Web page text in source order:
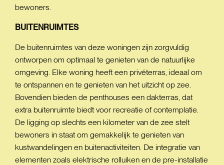
bewoners.
BUITENRUIMTES
De buitenruimtes van deze woningen zijn zorgvuldig
ontworpen om optimaal te genieten van de natuurlijke
omgeving. Elke woning heeft een privéterras, ideaal om
te ontspannen en te genieten van het uitzicht op zee.
Bovendien bieden de penthouses een dakterras, dat
extra buitenruimte biedt voor recreatie of contemplatie.
De ligging op slechts een kilometer van de zee stelt
bewoners in staat om gemakkelijk te genieten van
kustwandelingen en buitenactiviteiten. De integratie van
elementen zoals elektrische rolluiken en de pre-installatie